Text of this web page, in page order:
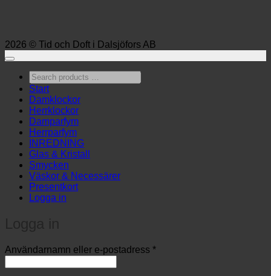
2026 © Tid och Doft i Dalsjöfors AB
Search
products
…
Start
Damklockor
Herrklockor
Damparfym
Herrparfym
INREDNING
Glas & Kristall
Smycken
Väskor & Necessärer
Presentkort
Logga in
Användarnamn eller e-postadress *Obligatoriskt